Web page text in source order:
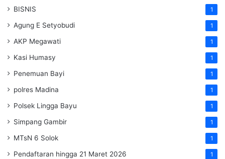
BISNIS 1
Agung E Setyobudi 1
AKP Megawati 1
Kasi Humasy 1
Penemuan Bayi 1
polres Madina 1
Polsek Lingga Bayu 1
Simpang Gambir 1
MTsN 6 Solok 1
Pendaftaran hingga 21 Maret 2026 1